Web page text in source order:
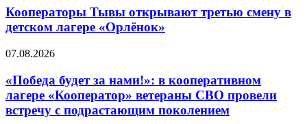
Кооператоры Тывы открывают третью смену в
детском лагере «Орлёнок»
07.08.2026
«Победа будет за нами!»: в кооперативном
лагере «Кооператор» ветераны СВО провели
встречу с подрастающим поколением